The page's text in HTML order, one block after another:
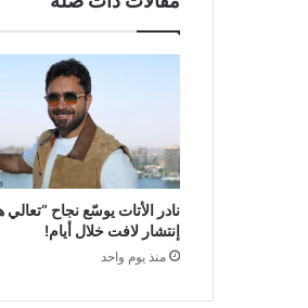
نادر الأتات يوسّع نجاح “تعالي
إنتشار لافت خلال أيام!
منذ يوم واحد